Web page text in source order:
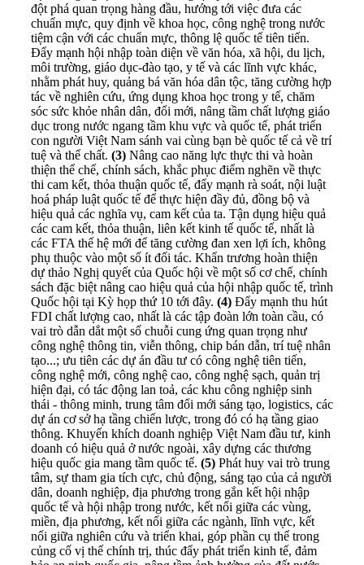
đột phá quan trọng hàng đầu, hướng tới việc đưa các
chuẩn mực, quy định về khoa học, công nghệ trong nước
tiệm cận với các chuẩn mực, thông lệ quốc tế tiên tiến.
Đẩy mạnh hội nhập toàn diện về văn hóa, xã hội, du lịch,
môi trường, giáo dục-đào tạo, y tế và các lĩnh vực khác,
nhằm phát huy, quảng bá văn hóa dân tộc, tăng cường hợp
tác về nghiên cứu, ứng dụng khoa học trong y tế, chăm
sóc sức khỏe nhân dân, đổi mới, nâng tầm chất lượng giáo
dục trong nước ngang tầm khu vực và quốc tế, phát triển
con người Việt Nam sánh vai cùng bạn bè quốc tế cả về trí
tuệ và thể chất. (3) Nâng cao năng lực thực thi và hoàn
thiện thể chế, chính sách, khắc phục điểm nghẽn về thực
thi cam kết, thỏa thuận quốc tế, đẩy mạnh rà soát, nội luật
hoá pháp luật quốc tế để thực hiện đầy đủ, đồng bộ và
hiệu quả các nghĩa vụ, cam kết của ta. Tận dụng hiệu quả
các cam kết, thỏa thuận, liên kết kinh tế quốc tế, nhất là
các FTA thế hệ mới để tăng cường đan xen lợi ích, không
phụ thuộc vào một số ít đối tác. Khẩn trương hoàn thiện
dự thảo Nghị quyết của Quốc hội về một số cơ chế, chính
sách đặc biệt nâng cao hiệu quả của hội nhập quốc tế, trình
Quốc hội tại Kỳ họp thứ 10 tới đây. (4) Đẩy mạnh thu hút
FDI chất lượng cao, nhất là các tập đoàn lớn toàn cầu, có
vai trò dẫn dắt một số chuỗi cung ứng quan trọng như
công nghệ thông tin, viễn thông, chip bán dẫn, trí tuệ nhân
tạo...; ưu tiên các dự án đầu tư có công nghệ tiên tiến,
công nghệ mới, công nghệ cao, công nghệ sạch, quản trị
hiện đại, có tác động lan toả, các khu công nghiệp sinh
thái - thông minh, trung tâm đổi mới sáng tạo, logistics, các
dự án cơ sở hạ tầng chiến lược, trong đó có hạ tầng giao
thông. Khuyến khích doanh nghiệp Việt Nam đầu tư, kinh
doanh có hiệu quả ở nước ngoài, xây dựng các thương
hiệu quốc gia mang tầm quốc tế. (5) Phát huy vai trò trung
tâm, sự tham gia tích cực, chủ động, sáng tạo của cả người
dân, doanh nghiệp, địa phương trong gắn kết hội nhập
quốc tế và hội nhập trong nước, kết nối giữa các vùng,
miền, địa phương, kết nối giữa các ngành, lĩnh vực, kết
nối giữa nghiên cứu và triển khai, góp phần cụ thể trong
củng cố vị thế chính trị, thúc đẩy phát triển kinh tế, đảm